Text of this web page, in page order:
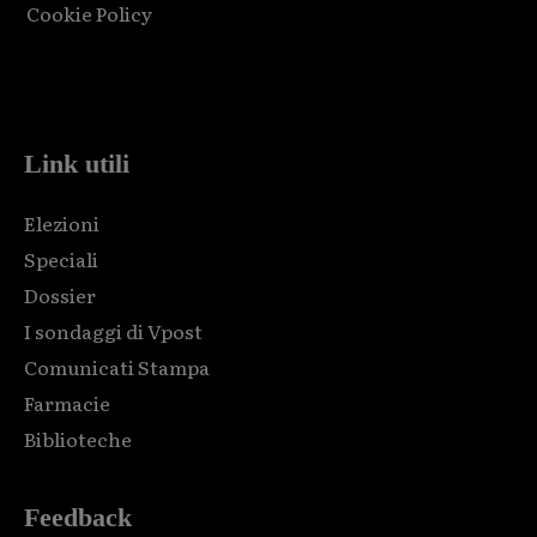
Cookie Policy
Link utili
Elezioni
Speciali
Dossier
I sondaggi di Vpost
Comunicati Stampa
Farmacie
Biblioteche
Feedback